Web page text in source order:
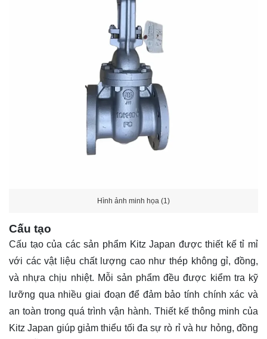
Hình ảnh minh họa (1)
Cấu tạo
Cấu tạo của các sản phẩm Kitz Japan được thiết kế tỉ mỉ
với các vật liệu chất lượng cao như thép không gỉ, đồng,
và nhựa chịu nhiệt. Mỗi sản phẩm đều được kiểm tra kỹ
lưỡng qua nhiều giai đoạn để đảm bảo tính chính xác và
an toàn trong quá trình vận hành. Thiết kế thông minh của
Kitz Japan giúp giảm thiểu tối đa sự rò rỉ và hư hỏng, đồng